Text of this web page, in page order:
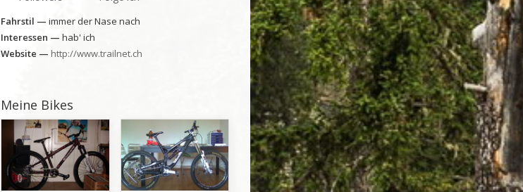
Fahrstil —immer der Nase nach
Interessen —hab' ich
Website —http://www.trailnet.ch
Meine Bikes